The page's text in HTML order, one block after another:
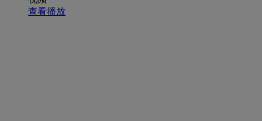
查看播放